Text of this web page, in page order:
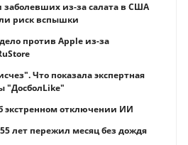
из-за салата в США
риск вспышки
против Apple из-за
Что показала экспертная
"ДосболLike"
экстренном отключении ИИ
лет пережил месяц без дождя